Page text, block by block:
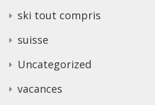
ski tout compris
suisse
Uncategorized
vacances